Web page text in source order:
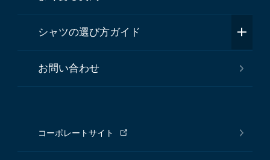
シャツの選び方ガイド
お問い合わせ
コーポレートサイト